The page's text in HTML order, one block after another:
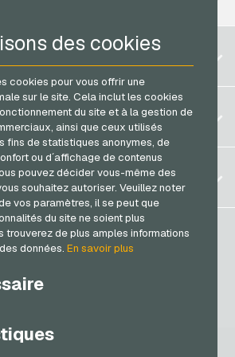
des cookies
cookies pour vous offrir une
sur le site. Cela inclut les cookies
du site et à la gestion de
ainsi que ceux utilisés
fins de statistiques anonymes, de
ou d´affichage de contenus
pouvez décider vous-même des
souhaitez autoriser. Veuillez noter
vos paramètres, il se peut que
du site ne soient plus
trouverez de plus amples informations
données.En savoir plus
paiement
paiement
&Droit de retour